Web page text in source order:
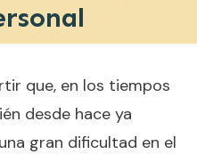
que, en los tiempos
desde hace ya
gran dificultad en el